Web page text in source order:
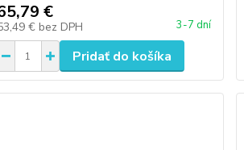
€
€ bez DPH 3-7 dní
Pridať do košíka